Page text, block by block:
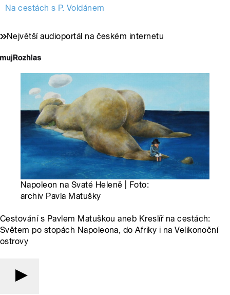
Na cestách s P. Voldánem
Největší audioportál na českém internetu
Napoleon na Svaté Heleně | Foto:
archiv Pavla Matušky
Cestování s Pavlem Matuškou aneb Kreslíř na cestách:
Světem po stopách Napoleona, do Afriky i na Velikonoční
ostrovy